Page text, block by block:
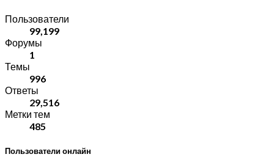
Пользователи
99,199
Форумы
1
Темы
996
Ответы
29,516
Метки тем
485
Пользователи онлайн